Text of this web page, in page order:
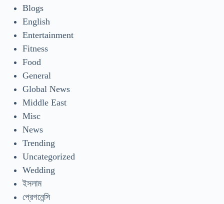
Blogs
English
Entertainment
Fitness
Food
General
Global News
Middle East
Misc
News
Trending
Uncategorized
Wedding
ইসলাম
প্রেগনেন্সি